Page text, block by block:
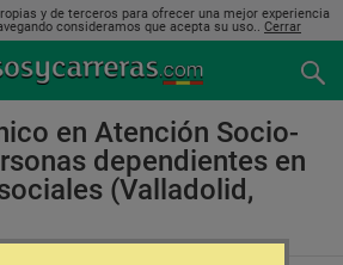
y de terceros para ofrecer una mejor experiencia
consideramos que acepta su uso.. Cerrar
en Atención Socio-
dependientes en
(Valladolid,